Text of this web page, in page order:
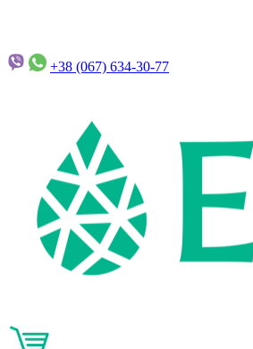
+38 (067) 634-30-77